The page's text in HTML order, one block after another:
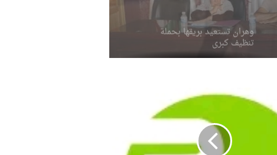
وهران تستعيد بريقها بحملة
تنظيف كبرى
وهران خضراء تكثف عمليات
مندوبية العثمانية بوهران تطلق
حملة خاصة لتحسين المحيط
ونظافة الأحياء